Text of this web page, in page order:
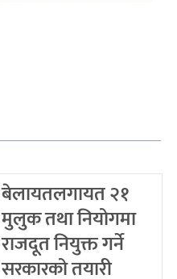
बेलायतलगायत २१
मुलुक तथा नियोगमा
राजदूत नियुक्त गर्ने
सरकारको तयारी